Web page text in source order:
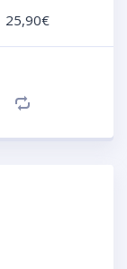
25,90€